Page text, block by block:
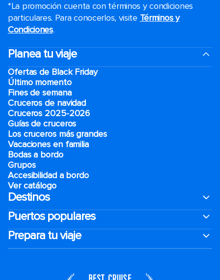
*La promoción cuenta con términos y condiciones
particulares. Para conocerlos, visite Términos y
Condiciones.
Planea tu viaje
Ofertas de Black Friday
Último momento
Fines de semana
Cruceros de navidad
Cruceros 2025-2026
Guías de cruceros
Los cruceros más grandes
Vacaciones en familia
Bodas a bordo
Grupos
Accesibilidad a bordo
Ver catálogo
Destinos
Puertos populares
Prepara tu viaje